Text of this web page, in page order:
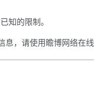
知的限制。
息，请使用瞻博网络在线